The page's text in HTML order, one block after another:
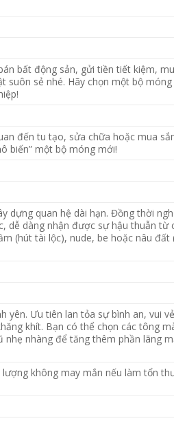
bất động sản, gửi tiền tiết kiệm,
suôn sẻ nhé. Hãy chọn một bộ móng
đến tu tạo, sửa chữa hoặc mua
biến” một bộ móng mới!
dựng quan hệ dài hạn. Đồng thời
dễ dàng nhận được sự hậu thuẫn từ
(hút tài lộc), nude, be hoặc nâu đất
yên. Ưu tiên lan tỏa sự bình an, vui
khít. Bạn có thể chọn các tông
nhàng để tăng thêm phần lãng
không may mắn nếu làm tổn